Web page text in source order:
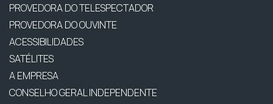
PROVEDORA DO TELESPECTADOR
PROVEDORA DO OUVINTE
ACESSIBILIDADES
SATÉLITES
A EMPRESA
CONSELHO GERAL INDEPENDENTE